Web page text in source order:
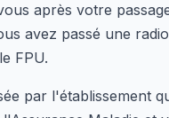
après votre
avez passé une
le FPU.
par l'établissement